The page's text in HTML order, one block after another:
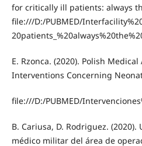
for critically ill patients: always
file:///D:/PUBMED/
E. Rzonca. (2020). Polish
Interventions Concerning
file:///D:/PUBMED/
B. Cariusa, D. Rodriguez.
médico militar del área de